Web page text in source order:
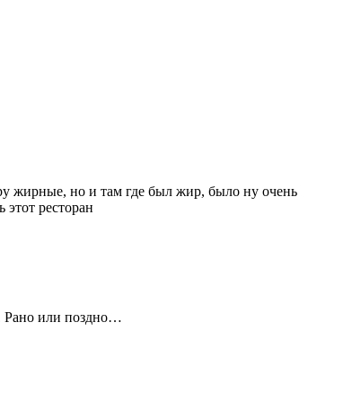
жирные, но и там где был жир, было ну очень
ресторан
Рано или поздно…